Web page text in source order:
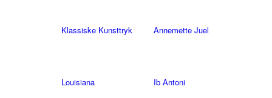
Klassiske Kunsttryk
Louisiana
Annemette Juel
Ib Antoni